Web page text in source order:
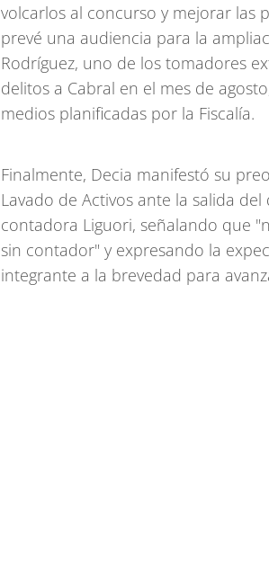
volcarlos al concurso y mejorar las
prevé una audiencia para la
Rodríguez, uno de los tomadores
delitos a Cabral en el mes de
medios planificadas por la Fiscalía.
Finalmente, Decia manifestó su
Lavado de Activos ante la salida
contadora Liguori, señalando que
sin contador" y expresando la
integrante a la brevedad para